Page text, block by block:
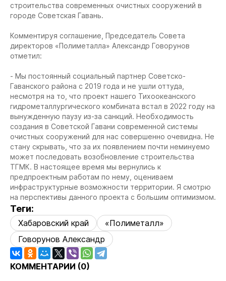
строительства современных очистных сооружений в
городе Советская Гавань.
Комментируя соглашение, Председатель Совета
директоров «Полиметалла» Александр Говорунов
отметил:
- Мы постоянный социальный партнер Советско-
Гаванского района с 2019 года и не ушли оттуда,
несмотря на то, что проект нашего Тихоокеанского
гидрометаллургического комбината встал в 2022 году на
вынужденную паузу из-за санкций. Необходимость
создания в Советской Гавани современной системы
очистных сооружений для нас совершенно очевидна. Не
стану скрывать, что за их появлением почти неминуемо
может последовать возобновление строительства
ТГМК. В настоящее время мы вернулись к
предпроектным работам по нему, оцениваем
инфраструктурные возможности территории. Я смотрю
на перспективы данного проекта с большим оптимизмом.
Теги:
Хабаровский край
«Полиметалл»
Говорунов Александр
КОММЕНТАРИИ (0)